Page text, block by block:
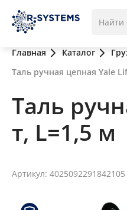
Главная Каталог
Таль ручная цепная Yale
Таль
т, L=1,5 м
Артикул: 4025092291842105